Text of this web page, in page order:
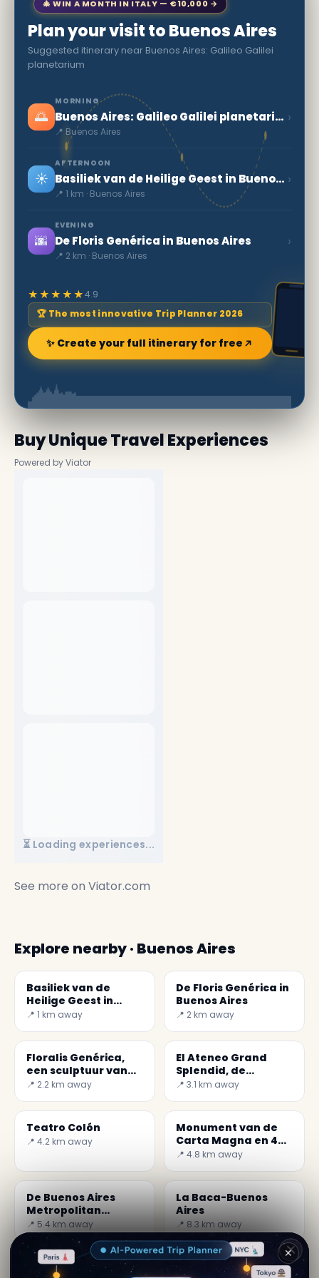
🎄 WIN A MONTH IN ITALY — €10,000 →
Plan your visit to Buenos Aires
Suggested itinerary near Buenos Aires: Galileo Galilei
planetarium
🌅
MORNING
Buenos Aires: Galileo Galilei planetarium
📍 Buenos Aires
›
☀️
AFTERNOON
Basiliek van de Heilige Geest in Buenos Aires
📍 1 km · Buenos Aires
›
🌆
EVENING
De Floris Genérica in Buenos Aires
📍 2 km · Buenos Aires
›
★★★★★4.9
🏆 The most innovative Trip Planner 2026
✨ Create your full itinerary for free
Buy Unique Travel Experiences
Powered by Viator
⏳ Loading experiences...
See more on Viator.com
Explore nearby · Buenos Aires
Basiliek van de
Heilige Geest in
Buenos Aires
📍 1 km away
De Floris Genérica in
Buenos Aires
📍 2 km away
Floralis Genérica,
een sculptuur van
staal en aluminium
📍 2.2 km away
El Ateneo Grand
Splendid, de
beroemde
📍 3.1 km away
Teatro Colón
📍 4.2 km away
Monument van de
Carta Magna en 4
regio's van
📍 4.8 km away
De Buenos Aires
Metropolitan
Cathedral
📍 5.4 km away
La Baca-Buenos
Aires
📍 8.3 km away
✕